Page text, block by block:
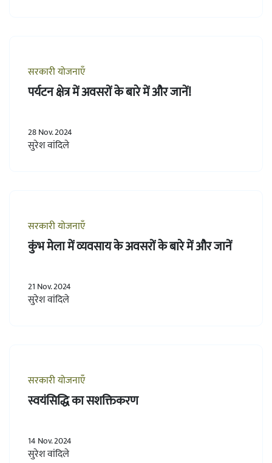
सरकारी योजनाएँ
पर्यटन क्षेत्र में अवसरों के बारे में और जानें!
28 Nov. 2024
सुरेश वांदिले
सरकारी योजनाएँ
कुंभ मेला में व्यवसाय के अवसरों के बारे में और जानें
21 Nov. 2024
सुरेश वांदिले
सरकारी योजनाएँ
स्वयंसिद्धि का सशक्तिकरण
14 Nov. 2024
सुरेश वांदिले